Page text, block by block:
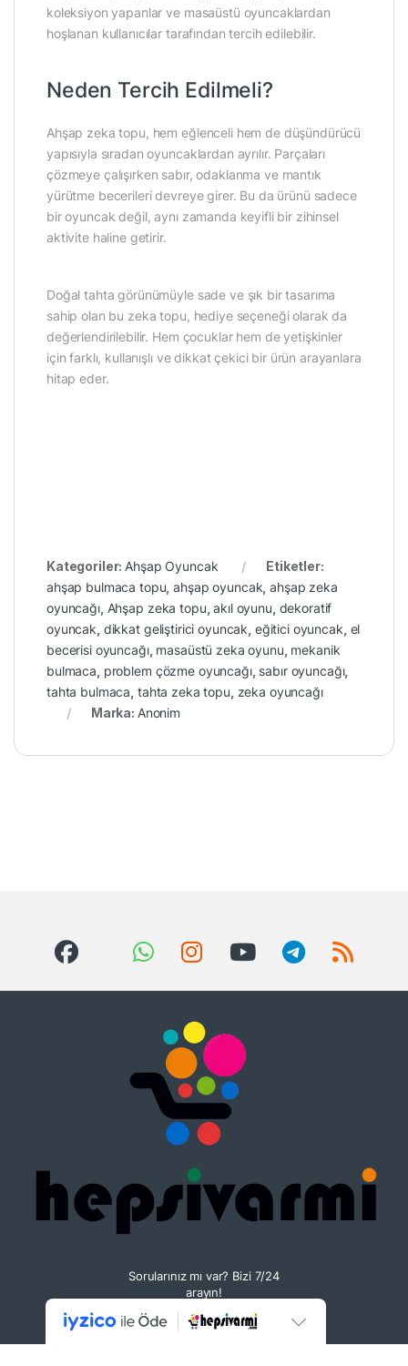
koleksiyon yapanlar ve masaüstü oyuncaklardan
hoşlanan kullanıcılar tarafından tercih edilebilir.
Neden Tercih Edilmeli?
Ahşap zeka topu, hem eğlenceli hem de düşündürücü
yapısıyla sıradan oyuncaklardan ayrılır. Parçaları
çözmeye çalışırken sabır, odaklanma ve mantık
yürütme becerileri devreye girer. Bu da ürünü sadece
bir oyuncak değil, aynı zamanda keyifli bir zihinsel
aktivite haline getirir.
Doğal tahta görünümüyle sade ve şık bir tasarıma
sahip olan bu zeka topu, hediye seçeneği olarak da
değerlendirilebilir. Hem çocuklar hem de yetişkinler
için farklı, kullanışlı ve dikkat çekici bir ürün arayanlara
hitap eder.
Kategoriler: Ahşap Oyuncak
Etiketler:
ahşap bulmaca topu ,ahşap oyuncak ,ahşap zeka
oyuncağı, Ahşap zeka topu ,akıl oyunu dekoratif
oyuncak dikkat geliştirici oyuncak eğitici oyuncak el
becerisi oyuncağı, masaüstü zeka oyunu mekanik
bulmaca problem çözme oyuncağı, sabır oyuncağı,
tahta bulmaca tahta zeka topu zeka oyuncağı
Marka: Anonim
Sorularınız mı var? Bizi 7/24
arayın!
+90 533 082 13 13